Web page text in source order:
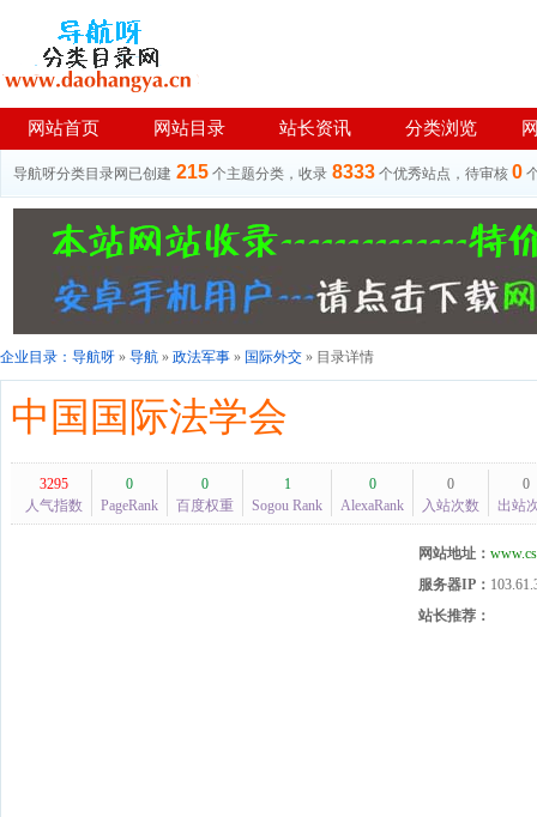
网站首页 网站目录 站长资讯 分类浏览
导航呀分类目录网已创建 215 个主题分类，收录 8333 个优秀站点，待审核 0
企业目录： 导航呀 » 导航 » 政法军事 » 国际外交 » 目录详情
中国国际法学会
3295
人气指数
0
PageRank
0
百度权重
1
Sogou Rank
0
AlexaRank
0
入站次数
0
出站
网站地址：
服务器IP：
站长推荐：